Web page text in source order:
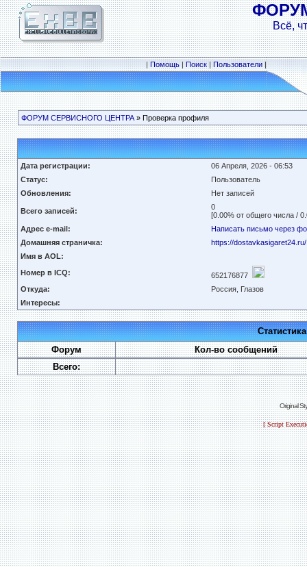
Всё,
|Помощь|Поиск|Пользователи|
ФОРУМ СЕРВИСНОГО ЦЕНТРА» Проверка профиля
Дата регистрации:
06 Апреля, 2026 - 06:53
Статус:
Пользователь
Обновления:
Нет записей
Всего записей:
0
[0.00% от общего числа /
Адрес e-mail:
Написать письмо через
Домашняя страничка:
https://dostavkasigaret24.ru/
Имя в AOL:
Номер в ICQ:
652176877
Откуда:
Россия, Глазов
Интересы:
Форум
Кол-во сообщений
Всего:
Original
[ Script